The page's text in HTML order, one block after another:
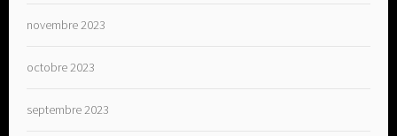
novembre 2023
octobre 2023
septembre 2023